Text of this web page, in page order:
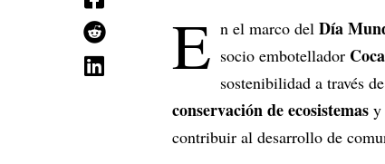
E n el marco del Día
socio embotellador
sostenibilidad a través
conservación de ecosistemas y
contribuir al desarrollo de